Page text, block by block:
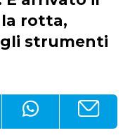
rotta,
strumenti